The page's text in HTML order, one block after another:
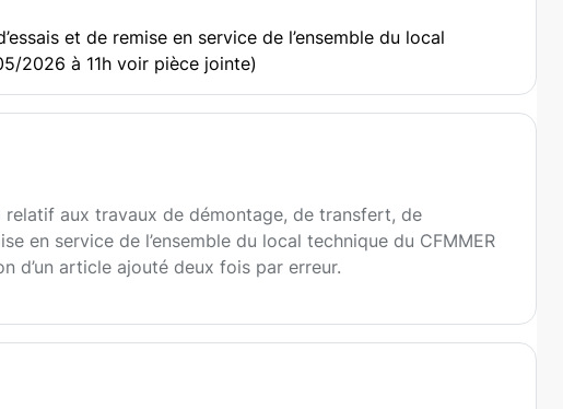
et de remise en service de l’ensemble du local
2026 à 11h voir pièce jointe)
relatif aux travaux de démontage, de transfert, de
en service de l’ensemble du local technique du CFMMER
d’un article ajouté deux fois par erreur.